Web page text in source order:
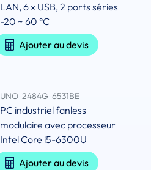
LAN, 6 x USB, 2 ports séries
-20 ~ 60 °C
Ajouter au devis
UNO-2484G-6531BE
PC industriel fanless
modulaire avec processeur
Intel Core i5-6300U
Ajouter au devis